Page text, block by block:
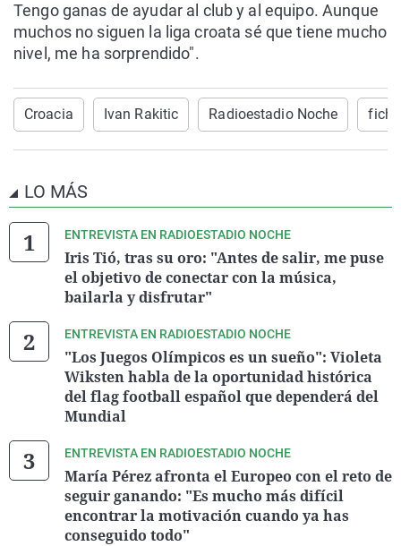
Tengo ganas de ayudar al club y al equipo. Aunque
muchos no siguen la liga croata sé que tiene mucho
nivel, me ha sorprendido".
Croacia Ivan Rakitic Radioestadio Noche
LO MÁS
ENTREVISTA EN RADIOESTADIO NOCHE
Iris Tió, tras su oro: "Antes de salir, me puse
el objetivo de conectar con la música,
bailarla y disfrutar"
ENTREVISTA EN RADIOESTADIO NOCHE
"Los Juegos Olímpicos es un sueño": Violeta
Wiksten habla de la oportunidad histórica
del flag football español que dependerá del
Mundial
ENTREVISTA EN RADIOESTADIO NOCHE
María Pérez afronta el Europeo con el reto de
seguir ganando: "Es mucho más difícil
encontrar la motivación cuando ya has
conseguido todo"